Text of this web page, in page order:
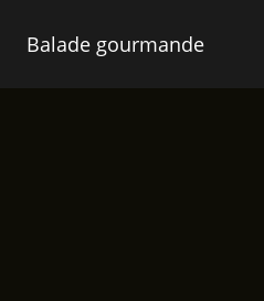
Balade gourmande